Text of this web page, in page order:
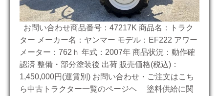
お問い合わせ商品番号：47217K 商品名：トラク
ター メーカー名：ヤンマー モデル：EF222 アワー
メーター：762ｈ 年式：2007年 商品状況：動作確
認済 整備・部分塗装後 出荷 販売価格(税込)：
1,450,000円(運賃別) お問い合わせ・ご注文はこち
ら中古トラクター一覧のページヘ 塗料供給に関